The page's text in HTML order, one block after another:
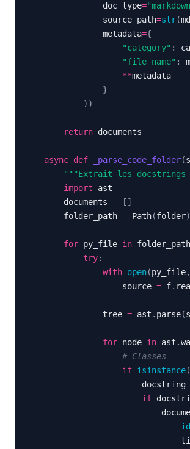
                doc_type
=
                source_path
=str(
                metadata
={
"category" :
"file_name" :
**
}
) )
return
async def _parse_code_folder(
"""Extrait les docstrings
import
        documents
= [ ]
        folder_path
= Path(folder)
for py_file in folder_path
try:
with open(py_file,
                    source
= f.
                tree
= ast . parse(
for node in ast .
# Classes
if isinstance(
                        docstring
if
id